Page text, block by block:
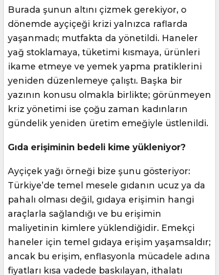
Burada şunun altını çizmek gerekiyor, o
dönemde ayçiçeği krizi yalnızca raflarda
yaşanmadı; mutfakta da yönetildi. Haneler
yağ stoklamaya, tüketimi kısmaya, ürünleri
ikame etmeye ve yemek yapma pratiklerini
yeniden düzenlemeye çalıştı. Başka bir
yazının konusu olmakla birlikte; görünmeyen
kriz yönetimi ise çoğu zaman kadınların
gündelik yeniden üretim emeğiyle üstlenildi.
Gıda erişiminin bedeli kime yükleniyor?
Ayçiçek yağı örneği bize şunu gösteriyor:
Türkiye’de temel mesele gıdanın ucuz ya da
pahalı olması değil, gıdaya erişimin hangi
araçlarla sağlandığı ve bu erişimin
maliyetinin kimlere yüklendiğidir. Emekçi
haneler için temel gıdaya erişim yaşamsaldır;
ancak bu erişim, enflasyonla mücadele adına
fiyatları kısa vadede baskılayan, ithalatı